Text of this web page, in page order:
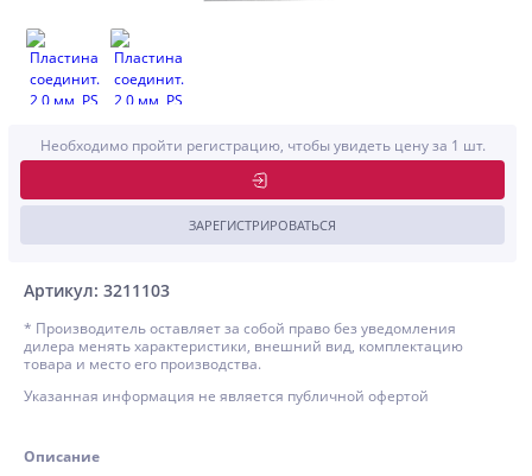
Артикул: 3211103
Необходимо пройти регистрацию, чтобы увидеть цену за 1 шт.
ЗАРЕГИСТРИРОВАТЬСЯ
* Производитель оставляет за собой право без уведомления
дилера менять характеристики, внешний вид, комплектацию
товара и место его производства.
Указанная информация не является публичной офертой
Описание